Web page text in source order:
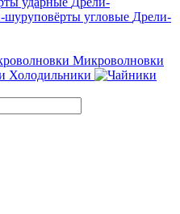
Дрели-
Микроволновки
Холодильники